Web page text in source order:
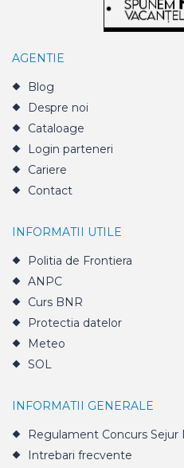
AGENTIE
Blog
Despre noi
Cataloage
Login parteneri
Cariere
Contact
INFORMATII UTILE
Politia de Frontiera
ANPC
Curs BNR
Protectia datelor
Meteo
SOL
INFORMATII GENERALE
Regulament Concurs Sejur
Intrebari frecvente